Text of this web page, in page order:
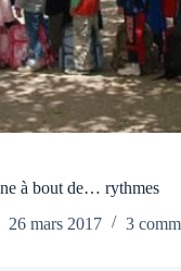
à bout de… rythmes
26 mars 2017 3